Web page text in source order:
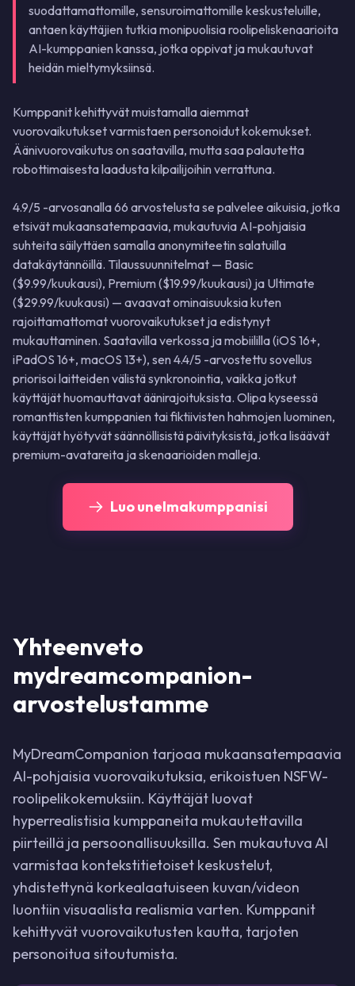
suodattamattomille, sensuroimattomille keskusteluille,
antaen käyttäjien tutkia monipuolisia roolipeliskenaarioita
AI-kumppanien kanssa, jotka oppivat ja mukautuvat
heidän mieltymyksiinsä.
Kumppanit kehittyvät muistamalla aiemmat
vuorovaikutukset varmistaen personoidut kokemukset.
Äänivuorovaikutus on saatavilla, mutta saa palautetta
robottimaisesta laadusta kilpailijoihin verrattuna.
4.9/5 -arvosanalla 66 arvostelusta se palvelee aikuisia, jotka
etsivät mukaansatempaavia, mukautuvia AI-pohjaisia
suhteita säilyttäen samalla anonymiteetin salatuilla
datakäytännöillä. Tilaussuunnitelmat — Basic
($9.99/kuukausi), Premium ($19.99/kuukausi) ja Ultimate
($29.99/kuukausi) — avaavat ominaisuuksia kuten
rajoittamattomat vuorovaikutukset ja edistynyt
mukauttaminen. Saatavilla verkossa ja mobiililla (iOS 16+,
iPadOS 16+, macOS 13+), sen 4.4/5 -arvostettu sovellus
priorisoi laitteiden välistä synkronointia, vaikka jotkut
käyttäjät huomauttavat äänirajoituksista. Olipa kyseessä
romanttisten kumppanien tai fiktiivisten hahmojen luominen,
käyttäjät hyötyvät säännöllisistä päivityksistä, jotka lisäävät
premium-avatareita ja skenaarioiden malleja.
Luo unelmakumppanisi
Yhteenveto
mydreamcompanion-
arvostelustamme
MyDreamCompanion tarjoaa mukaansatempaavia
AI-pohjaisia vuorovaikutuksia, erikoistuen NSFW-
roolipelikokemuksiin. Käyttäjät luovat
hyperrealistisia kumppaneita mukautettavilla
piirteillä ja persoonallisuuksilla. Sen mukautuva AI
varmistaa kontekstitietoiset keskustelut,
yhdistettynä korkealaatuiseen kuvan/videon
luontiin visuaalista realismia varten. Kumppanit
kehittyvät vuorovaikutusten kautta, tarjoten
personoitua sitoutumista.